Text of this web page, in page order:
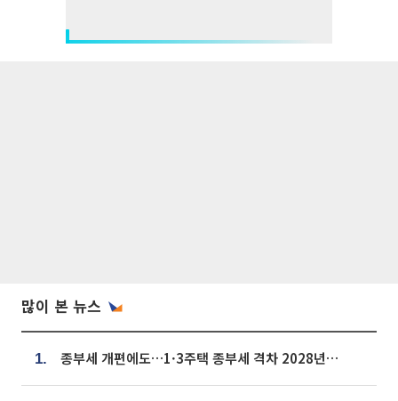
많이 본 뉴스
1. 종부세 개편에도…1·3주택 종부세 격차 2028년부터 확대